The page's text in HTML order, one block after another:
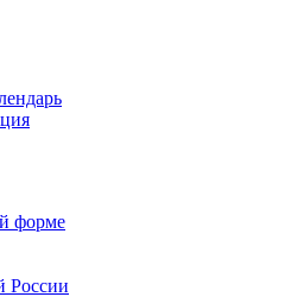
форме
России